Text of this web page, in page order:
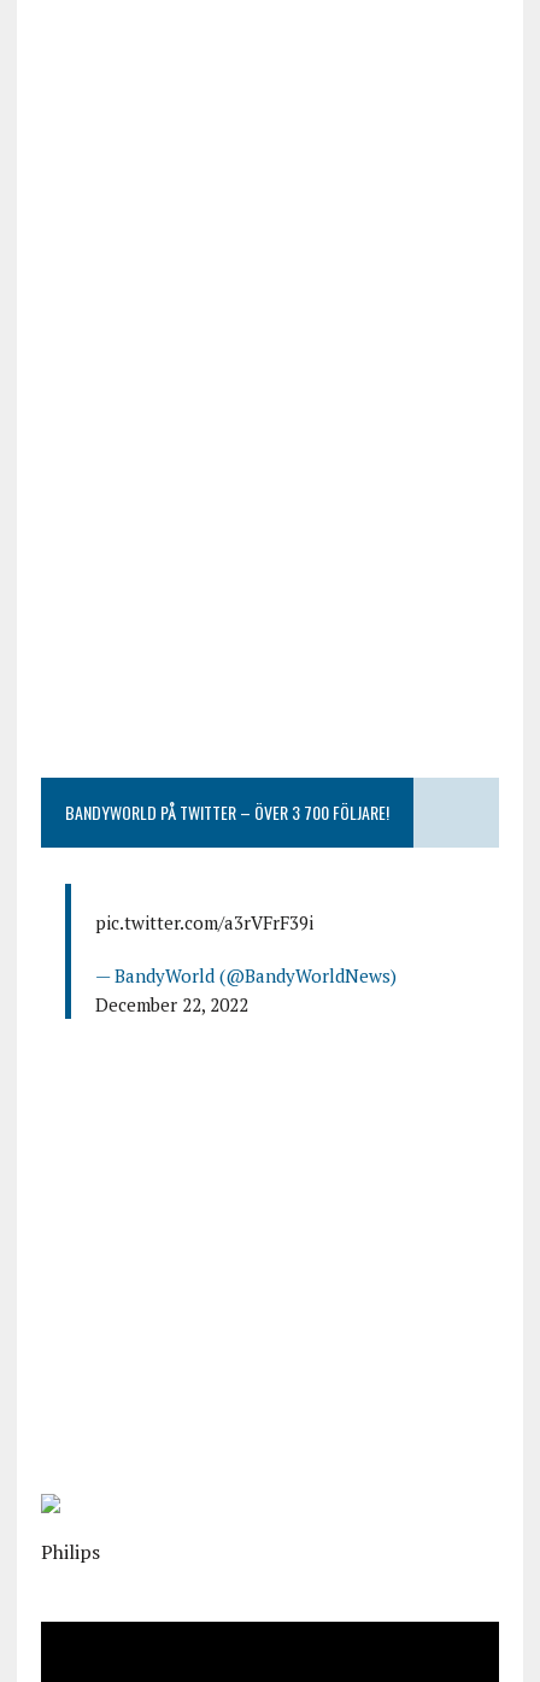
BANDYWORLD PÅ TWITTER – ÖVER 3 700 FÖLJARE!
pic.twitter.com/a3rVFrF39i
— BandyWorld (@BandyWorldNews)
December 22, 2022
Philips